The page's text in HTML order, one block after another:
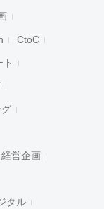
CtoC
ト
経営企画
タル